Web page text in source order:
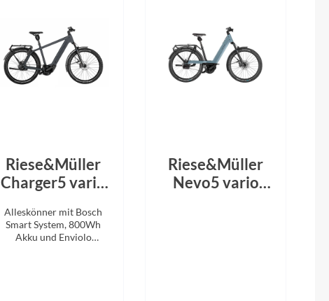
Riese&Müller
Charger5 vario
800Wh Slate
Grey 2026
Alleskönner mit Bosch
Smart System, 800Wh
Akku und Enviolo
Riese&Müller
Nevo5 vario